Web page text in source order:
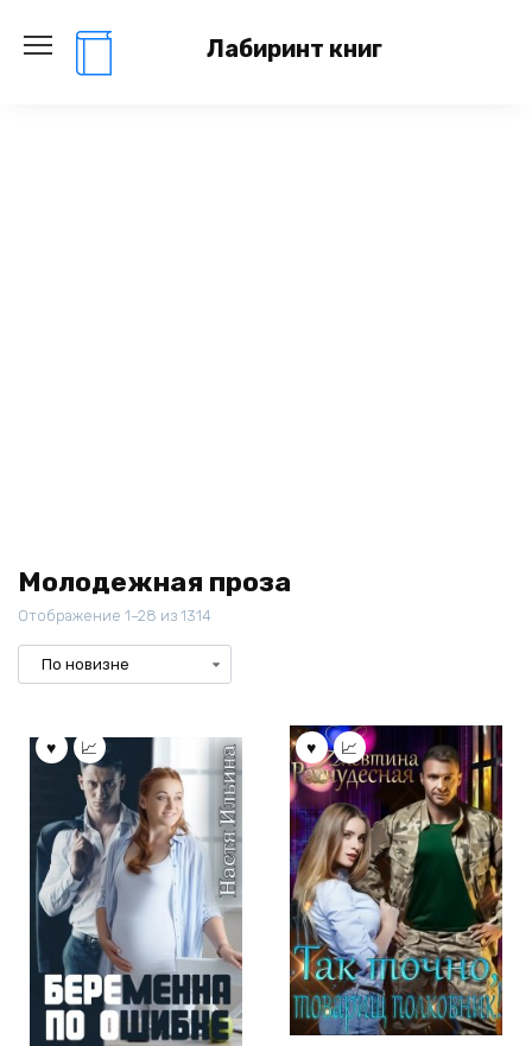
содержанию
Лабиринт книг
Молодежная проза
Отображение 1–28 из 1314